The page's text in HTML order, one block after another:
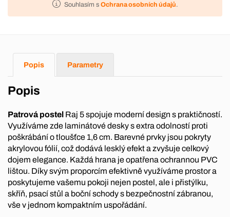
Souhlasím s Ochrana osobních údajů.
Popis Parametry
Popis
Patrová postel Raj 5 spojuje moderní design s praktičností.
Využíváme zde laminátové desky s extra odolností proti
poškrábání o tloušťce 1,6 cm. Barevné prvky jsou pokryty
akrylovou fólií, což dodává lesklý efekt a zvyšuje celkový
dojem elegance. Každá hrana je opatřena ochrannou PVC
lištou. Díky svým proporcím efektivně využíváme prostor a
poskytujeme vašemu pokoji nejen postel, ale i přistýlku,
skříň, psací stůl a boční schody s bezpečnostní zábranou,
vše v jednom kompaktním uspořádání.